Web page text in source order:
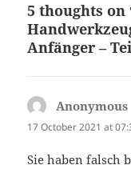
5 thoughts
Anfänger –
Anonymous
17 October 2021 at
Sie haben falsch